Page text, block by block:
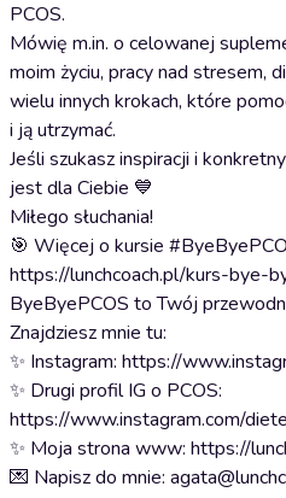
PCOS.
Mówię m.in. o celowanej
moim życiu, pracy nad stresem,
wielu innych krokach, które
i ją utrzymać.
Jeśli szukasz inspiracji i
jest dla Ciebie 💙
Miłego słuchania!
🎯 Więcej o kursie
⁠⁠https://lunchcoach.pl/kurs-bye-
ByeByePCOS to Twój
⁠⁠⁠⁠⁠Znajdziesz mnie tu:
✨ Instagram: ⁠⁠⁠⁠⁠⁠⁠⁠⁠⁠⁠⁠⁠⁠⁠⁠⁠⁠⁠⁠https://
✨ Drugi profil IG o PCOS:
⁠⁠⁠⁠⁠⁠⁠⁠⁠⁠⁠⁠⁠⁠⁠⁠⁠⁠⁠⁠⁠https://www.instagram.com/
✨ Moja strona www: ⁠⁠⁠⁠⁠⁠⁠⁠⁠⁠⁠⁠⁠⁠⁠⁠⁠⁠⁠⁠https://
💌 Napisz do mnie: